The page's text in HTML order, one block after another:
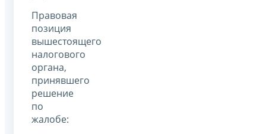
Правовая
позиция
вышестоящего
налогового
органа,
принявшего
решение
по
жалобе: